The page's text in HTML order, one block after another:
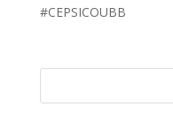
#CEPSICOUBB